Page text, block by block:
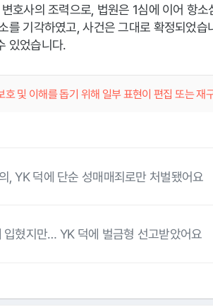
호사의 조력으로, 법원은 1심에 이어 항
를 기각하였고, 사건은 그대로 확정되었습
있었습니다.
및 이해를 돕기 위해 일부 표현이 편집 또는 재
, YK 덕에 단순 성매매죄로만 처벌됐어요
입혔지만… YK 덕에 벌금형 선고받았어요